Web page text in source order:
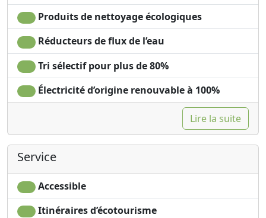
Produits de nettoyage écologiques
Réducteurs de flux de l’eau
Tri sélectif pour plus de 80%
Électricité d’origine renouvable à 100%
Lire la suite
Service
Accessible
Itinéraires d’écotourisme